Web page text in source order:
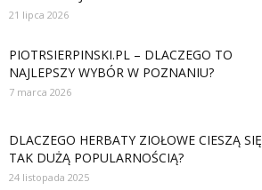
21 lipca 2026
PIOTRSIERPINSKI.PL – DLACZEGO TO
NAJLEPSZY WYBÓR W POZNANIU?
7 marca 2026
DLACZEGO HERBATY ZIOŁOWE CIESZĄ SIĘ
TAK DUŻĄ POPULARNOŚCIĄ?
24 listopada 2025